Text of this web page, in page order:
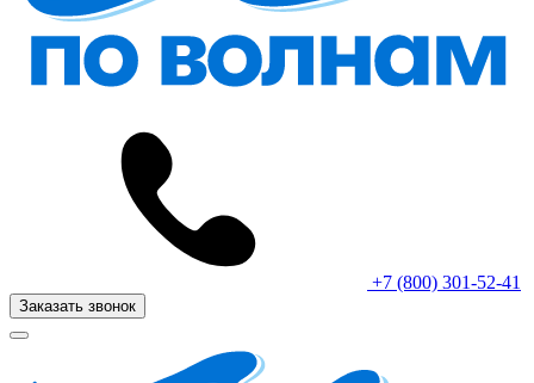
+7 (800) 301-52-41
Заказать звонок